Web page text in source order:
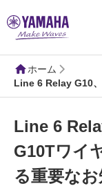
ホーム
Line 6
G10Tワイ
る重要な